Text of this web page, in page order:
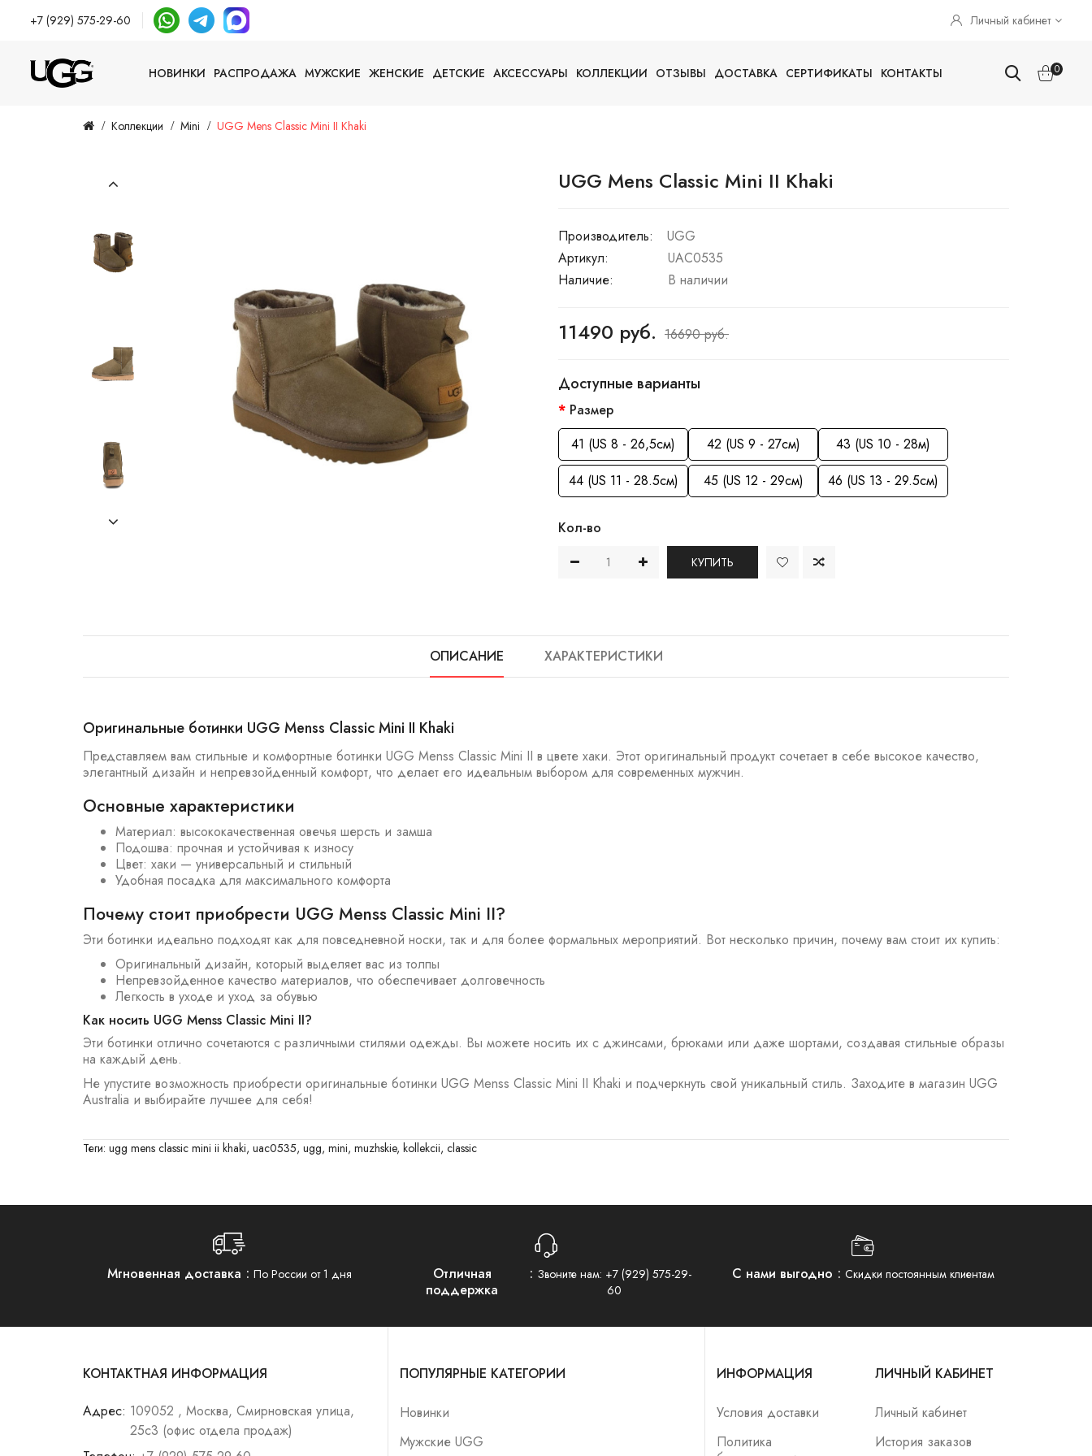
+7 (929) 575-29-60 Личный кабинет
НОВИНКИ РАСПРОДАЖА МУЖСКИЕ ЖЕНСКИЕ ДЕТСКИЕ АКСЕССУАРЫ КОЛЛЕКЦИИ ОТЗЫВЫ ДОСТАВКА СЕРТИФИКАТЫ КОНТАКТЫ 0
Коллекции Mini UGG Mens Classic Mini II Khaki
UGG Mens Classic Mini II Khaki
Производитель:
UGG
Артикул:
UAC0535
Наличие:
В наличии
11490 руб. 16690 руб.
Доступные варианты
Размер
41 (US 8 - 26,5см)
42 (US 9 - 27см)
43 (US 10 - 28м)
44 (US 11 - 28.5см)
45 (US 12 - 29см) 46 (US 13 - 29.5см)
Кол-во
КУПИТЬ
ОПИСАНИЕ ХАРАКТЕРИСТИКИ
Оригинальные ботинки UGG Menss Classic Mini II Khaki
Представляем вам стильные и комфортные ботинки UGG Menss Classic Mini II в цвете хаки. Этот оригинальный продукт сочетает в себе высокое качество,
элегантный дизайн и непревзойденный комфорт, что делает его идеальным выбором для современных мужчин.
Основные характеристики
Материал: высококачественная овечья шерсть и замша
Подошва: прочная и устойчивая к износу
Цвет: хаки — универсальный и стильный
Удобная посадка для максимального комфорта
Почему стоит приобрести UGG Menss Classic Mini II?
Эти ботинки идеально подходят как для повседневной носки, так и для более формальных мероприятий. Вот несколько причин, почему вам стоит их купить:
Оригинальный дизайн, который выделяет вас из толпы
Непревзойденное качество материалов, что обеспечивает долговечность
Легкость в уходе и уход за обувью
Как носить UGG Menss Classic Mini II?
Эти ботинки отлично сочетаются с различными стилями одежды. Вы можете носить их с джинсами, брюками или даже шортами, создавая стильные образы
на каждый день.
Не упустите возможность приобрести оригинальные ботинки UGG Menss Classic Mini II Khaki и подчеркнуть свой уникальный стиль. Заходите в магазин UGG
Australia и выбирайте лучшее для себя!
Теги: ugg mens classic mini ii khaki, uac0535, ugg, mini, muzhskie, kollekcii, classic
Мгновенная доставка По России от 1 дня
Отличная
поддержка
Звоните нам: +7 (929) 575-29-
60
С нами выгодно Скидки постоянным клиентам
КОНТАКТНАЯ ИНФОРМАЦИЯ
Адрес: 109052 , Москва, Смирновская улица,
25с3 (офис отдела продаж)
ПОПУЛЯРНЫЕ КАТЕГОРИИ
Новинки
Мужские UGG
ИНФОРМАЦИЯ
Условия доставки
Политика
ЛИЧНЫЙ КАБИНЕТ
Личный кабинет
История заказов